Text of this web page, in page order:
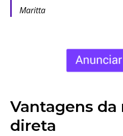
Maritta
Vantagens da
direta